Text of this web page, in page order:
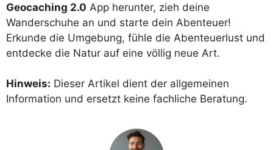
Geocaching 2.0 App herunter, zieh deine
Wanderschuhe an und starte dein Abenteuer!
Erkunde die Umgebung, fühle die Abenteuerlust und
entdecke die Natur auf eine völlig neue Art.
Hinweis: Dieser Artikel dient der allgemeinen
Information und ersetzt keine fachliche Beratung.